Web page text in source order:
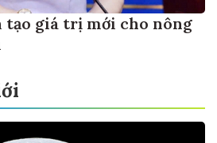
tạo giá trị mới cho nông